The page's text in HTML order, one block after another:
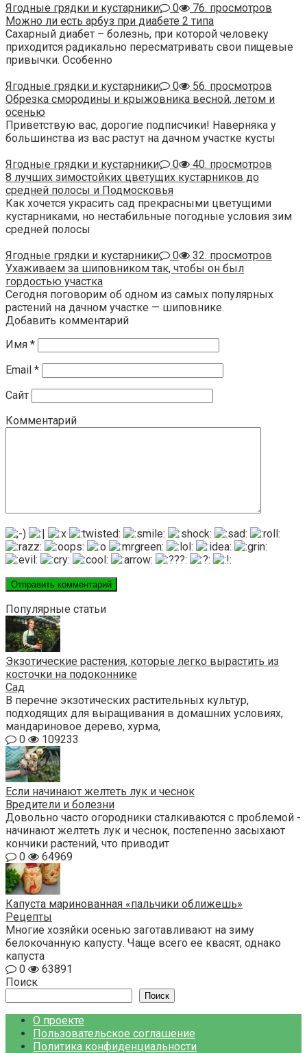
Ягодные грядки и кустарники
0
76. просмотров
Можно ли есть арбуз при диабете 2 типа
Сахарный диабет – болезнь, при которой человеку
приходится радикально пересматривать свои пищевые
привычки. Особенно
Ягодные грядки и кустарники
0
56. просмотров
Обрезка смородины и крыжовника весной, летом и
осенью
Приветствую вас, дорогие подписчики! Наверняка у
большинства из вас растут на дачном участке кусты
Ягодные грядки и кустарники
0
40. просмотров
8 лучших зимостойких цветущих кустарников до
средней полосы и Подмосковья
Как хочется украсить сад прекрасными цветущими
кустарниками, но нестабильные погодные условия зим
средней полосы
Ягодные грядки и кустарники
0
32. просмотров
Ухаживаем за шиповником так, чтобы он был
гордостью участка
Сегодня поговорим об одном из самых популярных
растений на дачном участке — шиповнике.
Добавить комментарий
Имя *
Email *
Сайт
Комментарий
Популярные статьи
Экзотические растения, которые легко вырастить из
косточки на подоконнике
Сад
В перечне экзотических растительных культур,
подходящих для выращивания в домашних условиях,
мандариновое дерево, хурма,
0
109233
Если начинают желтеть лук и чеснок
Вредители и болезни
Довольно часто огородники сталкиваются с проблемой -
начинают желтеть лук и чеснок, постепенно засыхают
кончики растений, что приводит
0
64969
Капуста маринованная «пальчики оближешь»
Рецепты
Многие хозяйки осенью заготавливают на зиму
белокочанную капусту. Чаще всего ее квасят, однако
капуста
0
63891
Поиск
Поиск
О проекте
Пользовательское соглашение
Политика конфиденциальности